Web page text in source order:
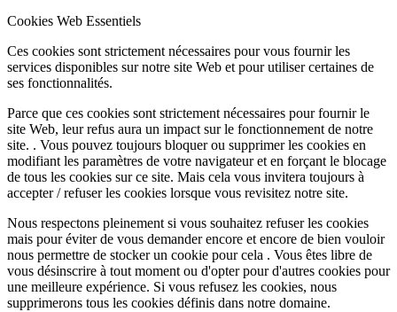
Cookies Web Essentiels
Ces cookies sont strictement nécessaires pour vous fournir les
services disponibles sur notre site Web et pour utiliser certaines de
ses fonctionnalités.
Parce que ces cookies sont strictement nécessaires pour fournir le
site Web, leur refus aura un impact sur le fonctionnement de notre
site. . Vous pouvez toujours bloquer ou supprimer les cookies en
modifiant les paramètres de votre navigateur et en forçant le blocage
de tous les cookies sur ce site. Mais cela vous invitera toujours à
accepter / refuser les cookies lorsque vous revisitez notre site.
Nous respectons pleinement si vous souhaitez refuser les cookies
mais pour éviter de vous demander encore et encore de bien vouloir
nous permettre de stocker un cookie pour cela . Vous êtes libre de
vous désinscrire à tout moment ou d'opter pour d'autres cookies pour
une meilleure expérience. Si vous refusez les cookies, nous
supprimerons tous les cookies définis dans notre domaine.